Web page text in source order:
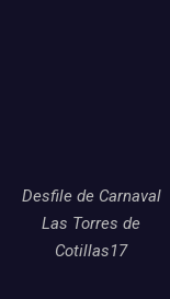
Desfile de Carnaval
Las Torres de
Cotillas17